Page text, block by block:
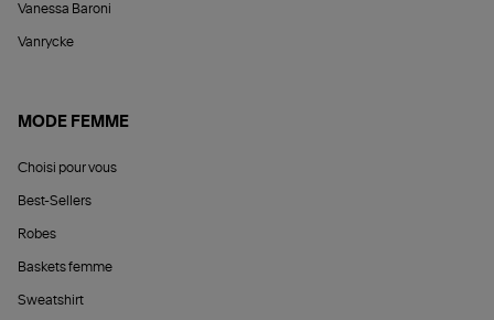
Vanessa Baroni
Vanrycke
MODE FEMME
Choisi pour vous
Best-Sellers
Robes
Baskets femme
Sweatshirt